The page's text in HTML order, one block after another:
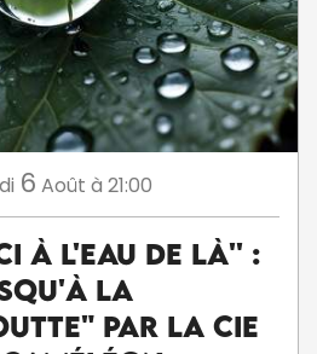
6 Août à 21:00
à l'eau de là'' :
la
par la Cie